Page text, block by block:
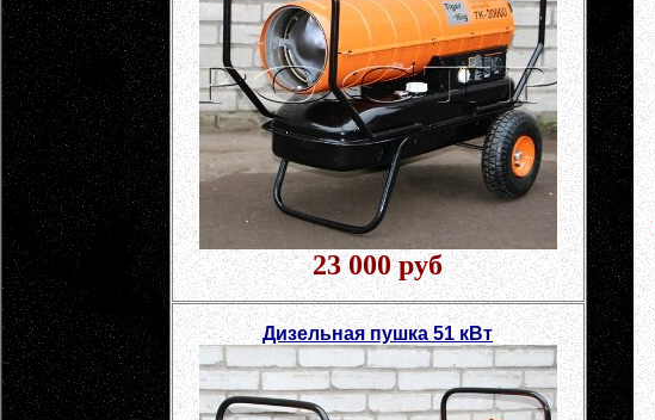
23 000 руб
Дизельная пушка 51 кВт